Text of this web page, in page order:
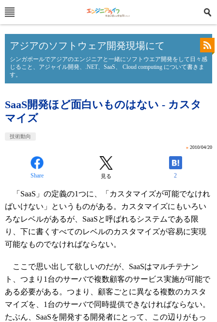
アジアのソフトウェア開発現場にて
シンガポールでアジアのエンジニアと一緒にソフトウエア開発をして日々感
じること、アジャイル開発、.NET、SaaS、 Cloud computing について書きま
す。
SaaS開発ほど面白いものはない - カスタ
マイズ
技術動向
» 2010/04/20
Share 見る 2
「SaaS」の定義の1つに、「カスタマイズが可能でなけれ
ばいけない」というものがある。カスタマイズにもいろい
ろなレベルがあるが、SaaSと呼ばれるシステムである限
り、下に書くすべてのレベルのカスタマイズが容易に実現
可能なものでなければならない。
ここで思い出して欲しいのだが、SaaSはマルチテナン
ト、つまり1台のサーバで複数顧客のサービス実施が可能で
ある必要がある。つまり、顧客ごとに異なる複数のカスタ
マイズを、1台のサーバで同時提供できなければならない。
たぶん、SaaSを開発する開発者にとって、この辺りがもっ